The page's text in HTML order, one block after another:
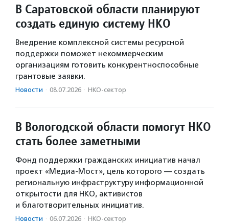
В Саратовской области планируют
создать единую систему НКО
Внедрение комплексной системы ресурсной
поддержки поможет некоммерческим
организациям готовить конкурентноспособные
грантовые заявки.
Новости · 08.07.2026 · НКО-сектор
В Вологодской области помогут НКО
стать более заметными
Фонд поддержки гражданских инициатив начал
проект «Медиа-Мост», цель которого — создать
региональную инфраструктуру информационной
открытости для НКО, активистов
и благотворительных инициатив.
Новости · 06.07.2026 · НКО-сектор